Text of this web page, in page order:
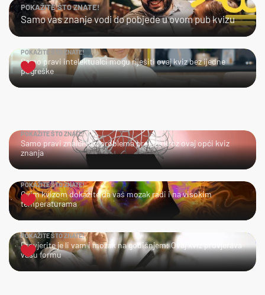
POKAŽITE ŠTO ZNATE!
Samo vas znanje vodi do pobjede u ovom pub kvizu
POKAŽITE ŠTO ZNATE!
Samo pravi intelektualci mogu riješiti ovaj kviz bez ijedne
pogreške
POKAŽITE ŠTO ZNATE!
Samo pravi znalci bez problema prolaze kroz ovaj opći kviz
znanja
POKAŽITE ŠTO ZNATE!
Ovim kvizom dokažite da vaš mozak radi i na visokim
temperaturama
POKAŽITE ŠTO ZNATE!
Provjerite je li vam i mozak na godišnjem: Ovaj kviz provjerava
vašu formu